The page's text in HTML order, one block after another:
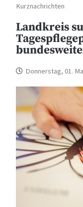
Kurznachrichten
Landkreis
Donnerstag, 01.